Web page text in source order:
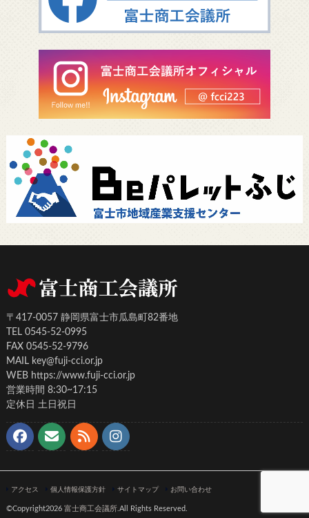
〒417-0057 静岡県富士市瓜島町82番地
TEL 0545-52-0995
FAX 0545-52-9796
MAIL key@fuji-cci.or.jp
WEB https://www.fuji-cci.or.jp
営業時間 8:30~17:15
定休日 土日祝日
アクセス 個人情報保護方針 サイトマップ お問い合わせ
©Copyright2026 富士商工会議所.All Rights Reserved.